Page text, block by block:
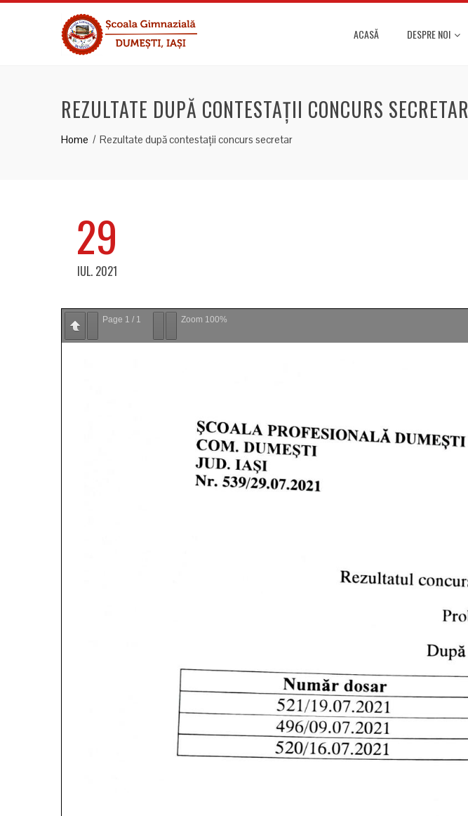
ACASĂ DESPRE NOI
REZULTATE DUPĂ CONTESTAȚII CONCURS SECRETAR
Home Rezultate după contestații concurs secretar
29
IUL. 2021
Page 1 / 1 Zoom 100%